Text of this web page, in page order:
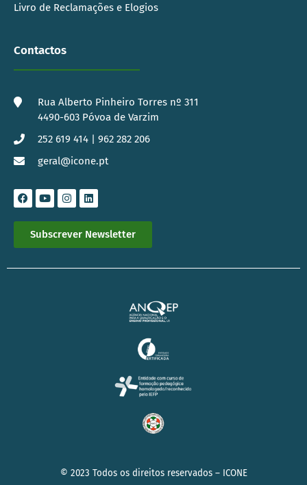
Livro de Reclamações e Elogios
Contactos
Rua Alberto Pinheiro Torres nº 311
4490-603 Póvoa de Varzim
252 619 414 | 962 282 206
geral@icone.pt
Subscrever Newsletter
© 2023 Todos os direitos reservados – ICONE